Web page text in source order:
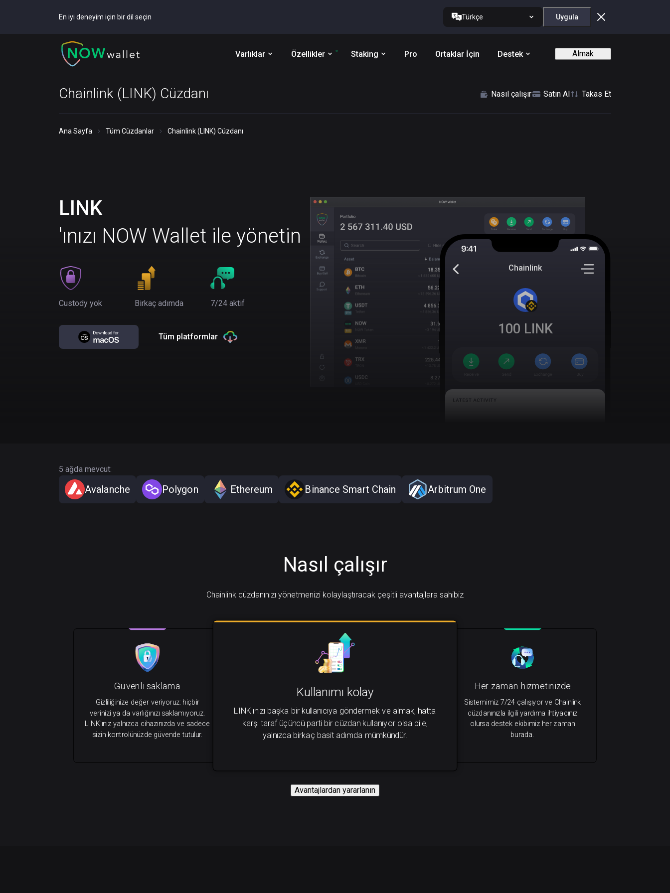
En iyi deneyim için bir dil seçin Türkçe Uygula
Varlıklar Özellikler Staking Pro Ortaklar İçin Destek Almak
Chainlink (LINK) Cüzdanı Nasıl çalışır Satın Al Takas Et
Ana Sayfa Tüm Cüzdanlar Chainlink (LINK) Cüzdanı
LINK
'ınızı NOW Wallet ile yönetin
Custody yok Birkaç adımda 7/24 aktif
Tüm platformlar
Chainlink
100 LINK
5 ağda mevcut:
Avalanche Polygon Ethereum Binance Smart Chain Arbitrum One
Nasıl çalışır
Chainlink cüzdanınızı yönetmenizi kolaylaştıracak çeşitli avantajlara sahibiz
Kullanımı kolay
LINK'ınızı başka bir kullanıcıya göndermek ve almak, hatta
karşı taraf üçüncü parti bir cüzdan kullanıyor olsa bile,
yalnızca birkaç basit adımda mümkündür.
Her zaman hizmetinizde
Sistemimiz 7/24 çalışıyor ve Chainlink
cüzdanınızla ilgili yardıma ihtiyacınız
olursa destek ekibimiz her zaman
burada.
Güvenli saklama
Gizliliğinize değer veriyoruz: hiçbir
verinizi ya da varlığınızı saklamıyoruz.
LINK'ınız yalnızca cihazınızda ve sadece
sizin kontrolünüzde güvende tutulur.
Avantajlardan yararlanın